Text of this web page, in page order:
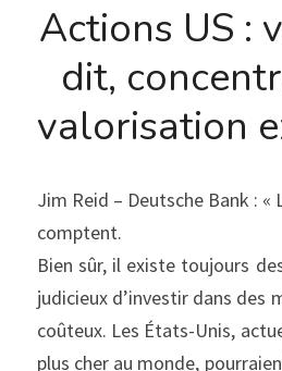
Actions US :
dit,
valorisation
Jim Reid – Deutsche Bank : «
comptent.
Bien sûr, il existe toujours
judicieux d’investir dans des
coûteux. Les États-Unis,
plus cher au monde,